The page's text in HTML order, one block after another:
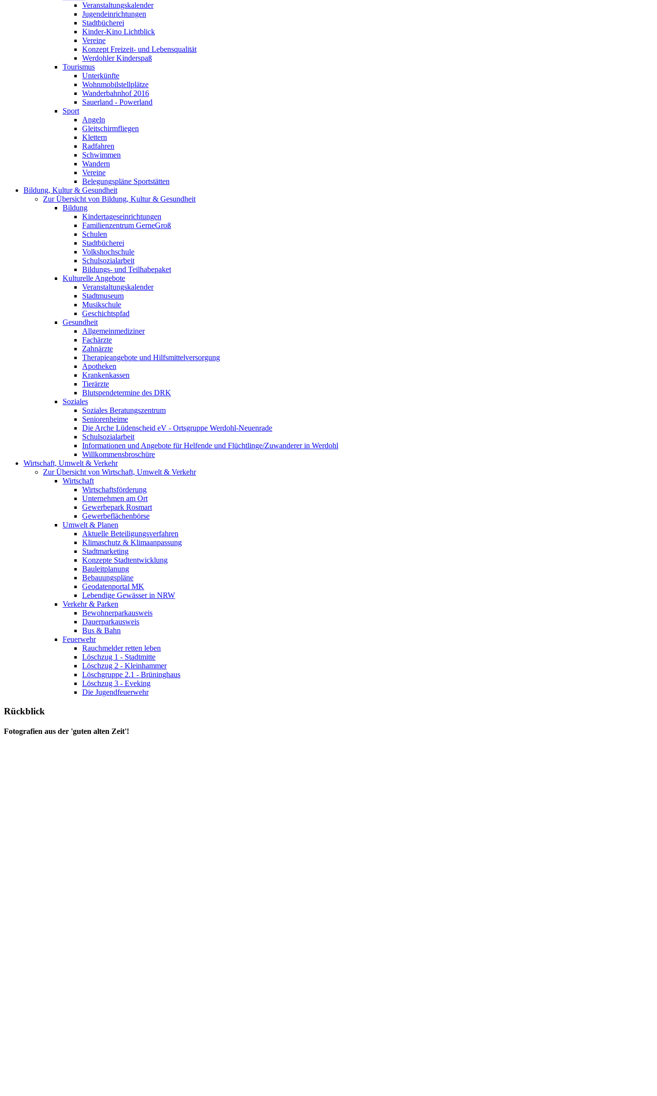
Veranstaltungskalender
Jugendeinrichtungen
Stadtbücherei
Kinder-Kino Lichtblick
Vereine
Konzept Freizeit- und Lebensqualität
Werdohler Kinderspaß
Tourismus
Unterkünfte
Wohnmobilstellplätze
Wanderbahnhof 2016
Sauerland - Powerland
Sport
Angeln
Gleitschirmfliegen
Klettern
Radfahren
Schwimmen
Wandern
Vereine
Belegungspläne Sportstätten
Bildung, Kultur & Gesundheit
Zur Übersicht von Bildung, Kultur & Gesundheit
Bildung
Kindertageseinrichtungen
Familienzentrum GerneGroß
Schulen
Stadtbücherei
Volkshochschule
Schulsozialarbeit
Bildungs- und Teilhabepaket
Kulturelle Angebote
Veranstaltungskalender
Stadtmuseum
Musikschule
Geschichtspfad
Gesundheit
Allgemeinmediziner
Fachärzte
Zahnärzte
Therapieangebote und Hilfsmittelversorgung
Apotheken
Krankenkassen
Tierärzte
Blutspendetermine des DRK
Soziales
Soziales Beratungszentrum
Seniorenheime
Die Arche Lüdenscheid eV - Ortsgruppe Werdohl-Neuenrade
Schulsozialarbeit
Informationen und Angebote für Helfende und Flüchtlinge/Zuwanderer in Werdohl
Willkommensbroschüre
Wirtschaft, Umwelt & Verkehr
Zur Übersicht von Wirtschaft, Umwelt & Verkehr
Wirtschaft
Wirtschaftsförderung
Unternehmen am Ort
Gewerbepark Rosmart
Gewerbeflächenbörse
Umwelt & Planen
Aktuelle Beteiligungsverfahren
Klimaschutz & Klimaanpassung
Stadtmarketing
Konzepte Stadtentwicklung
Bauleitplanung
Bebauungspläne
Geodatenportal MK
Lebendige Gewässer in NRW
Verkehr & Parken
Bewohnerparkausweis
Dauerparkausweis
Bus & Bahn
Feuerwehr
Rauchmelder retten leben
Löschzug 1 - Stadtmitte
Löschzug 2 - Kleinhammer
Löschgruppe 2.1 - Brüninghaus
Löschzug 3 - Eveking
Die Jugendfeuerwehr
Rückblick
Fotografien aus der 'guten alten Zeit'!